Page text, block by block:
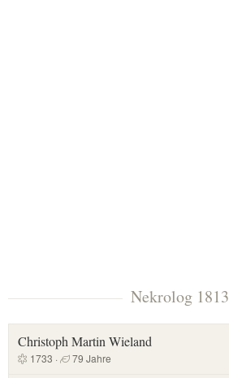
Nekrolog 1813
Christoph Martin Wieland
1733 · 79 Jahre